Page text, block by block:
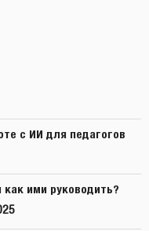
с ИИ для педагогов
как ими руководить?